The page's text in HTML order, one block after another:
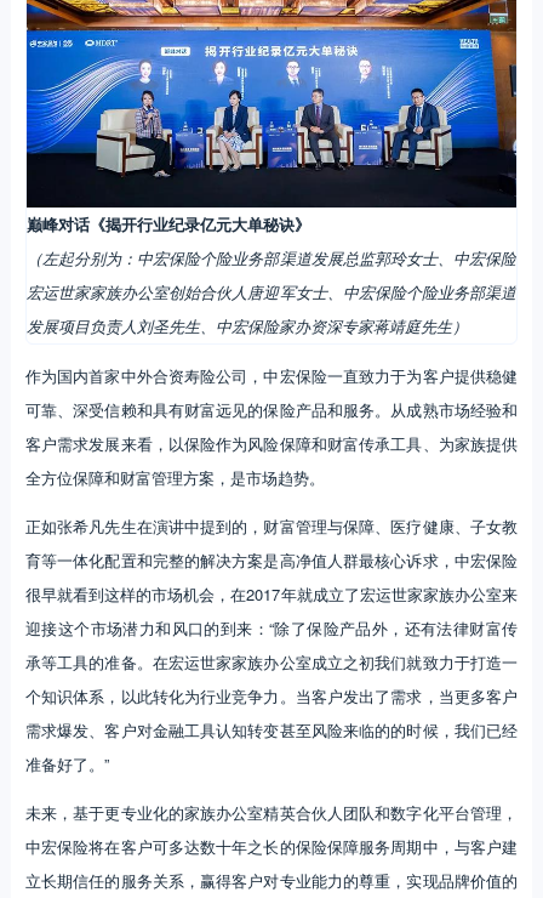
巅峰对话《揭开行业纪录亿元大单秘诀》
（左起分别为：中宏保险个险业务部渠道发展总监郭玲女士、中宏保险
宏运世家家族办公室创始合伙人唐迎军女士、中宏保险个险业务部渠道
发展项目负责人刘圣先生、中宏保险家办资深专家蒋靖庭先生）
作为国内首家中外合资寿险公司，中宏保险一直致力于为客户提供稳健
可靠、深受信赖和具有财富远见的保险产品和服务。从成熟市场经验和
客户需求发展来看，以保险作为风险保障和财富传承工具、为家族提供
全方位保障和财富管理方案，是市场趋势。
正如张希凡先生在演讲中提到的，财富管理与保障、医疗健康、子女教
育等一体化配置和完整的解决方案是高净值人群最核心诉求，中宏保险
很早就看到这样的市场机会，在2017年就成立了宏运世家家族办公室来
迎接这个市场潜力和风口的到来：“除了保险产品外，还有法律财富传
承等工具的准备。在宏运世家家族办公室成立之初我们就致力于打造一
个知识体系，以此转化为行业竞争力。当客户发出了需求，当更多客户
需求爆发、客户对金融工具认知转变甚至风险来临的的时候，我们已经
准备好了。”
未来，基于更专业化的家族办公室精英合伙人团队和数字化平台管理，
中宏保险将在客户可多达数十年之长的保险保障服务周期中，与客户建
立长期信任的服务关系，赢得客户对专业能力的尊重，实现品牌价值的